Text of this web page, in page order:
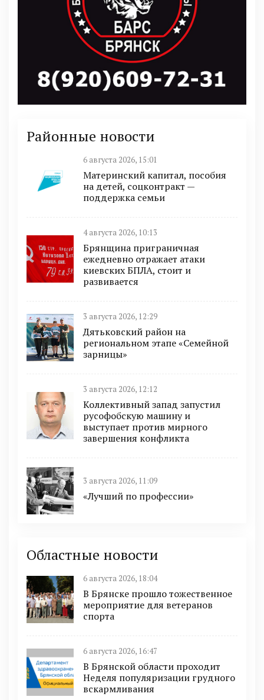
Районные новости
6 августа 2026, 15:01
Материнский капитал, пособия
на детей, соцконтракт —
поддержка семьи
4 августа 2026, 10:13
Брянщина приграничная
ежедневно отражает атаки
киевских БПЛА, стоит и
развивается
3 августа 2026, 12:29
Дятьковский район на
региональном этапе «Семейной
зарницы»
3 августа 2026, 12:12
Коллективный запад запустил
русофобскую машину и
выступает против мирного
завершения конфликта
3 августа 2026, 11:09
«Лучший по профессии»
Областные новости
6 августа 2026, 18:04
В Брянске прошло тожественное
мероприятие для ветеранов
спорта
6 августа 2026, 16:47
В Брянской области проходит
Неделя популяризации грудного
вскармливания